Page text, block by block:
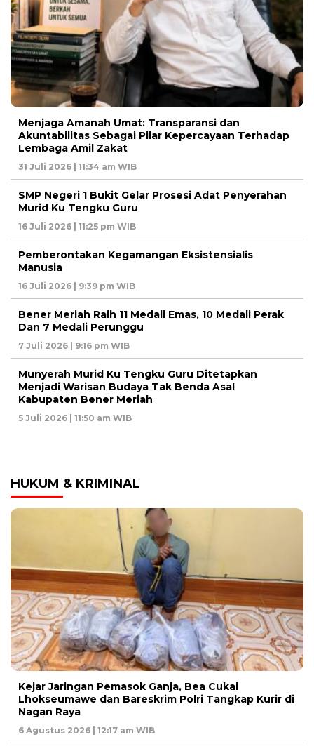
Menjaga Amanah Umat: Transparansi dan
Akuntabilitas Sebagai Pilar Kepercayaan Terhadap
Lembaga Amil Zakat
31 Juli 2026 | 11:34 am WIB
SMP Negeri 1 Bukit Gelar Prosesi Adat Penyerahan
Murid Ku Tengku Guru
16 Juli 2026 | 11:25 pm WIB
Pemberontakan Kegamangan Eksistensialis
Manusia
16 Juli 2026 | 9:39 pm WIB
Bener Meriah Raih 11 Medali Emas, 10 Medali Perak
Dan 7 Medali Perunggu
7 Juli 2026 | 9:16 pm WIB
Munyerah Murid Ku Tengku Guru Ditetapkan
Menjadi Warisan Budaya Tak Benda Asal
Kabupaten Bener Meriah
5 Juli 2026 | 11:50 am WIB
HUKUM & KRIMINAL
Kejar Jaringan Pemasok Ganja, Bea Cukai
Lhokseumawe dan Bareskrim Polri Tangkap Kurir di
Nagan Raya
6 Agustus 2026 | 12:17 am WIB